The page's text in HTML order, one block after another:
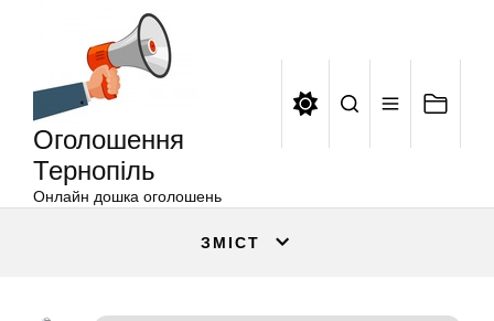
Оголошення
Тернопіль
Онлайн дошка оголошень
ЗМІСТ